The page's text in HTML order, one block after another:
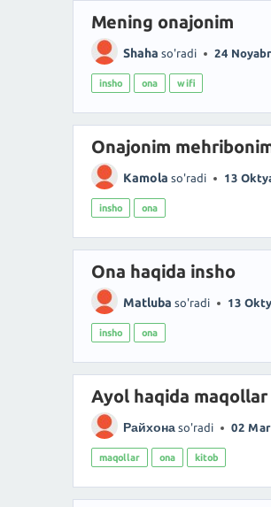
Mening onajonim
Shaha so'radi 24
insho ona wifi
Onajonim
Kamola so'radi 13
insho ona
Ona haqida insho
Matluba so'radi 13
insho ona
Ayol haqida
Райхона so'radi 02
maqollar ona kitob